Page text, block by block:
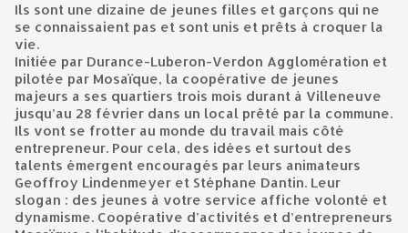
Ils sont une dizaine de jeunes filles et garçons qui ne
se connaissaient pas et sont unis et prêts à croquer la
vie.
Initiée par Durance-Luberon-Verdon Agglomération et
pilotée par Mosaïque, la coopérative de jeunes
majeurs a ses quartiers trois mois durant à Villeneuve
jusqu’au 28 février dans un local prêté par la commune.
Ils vont se frotter au monde du travail mais côté
entrepreneur. Pour cela, des idées et surtout des
talents émergent encouragés par leurs animateurs
Geoffroy Lindenmeyer et Stéphane Dantin. Leur
slogan : des jeunes à votre service affiche volonté et
dynamisme. Coopérative d’activités et d’entrepreneurs